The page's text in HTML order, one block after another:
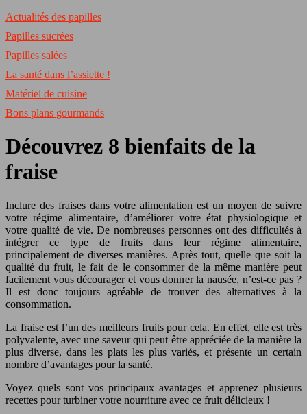
Actualités des papilles
Papilles sucrées
Papilles salées
La santé dans l’assiette !
Matériel de cuisine
Bons plans gourmands
Découvrez 8 bienfaits de la
fraise
Inclure des fraises dans votre alimentation est un moyen de suivre
votre régime alimentaire, d’améliorer votre état physiologique et
votre qualité de vie. De nombreuses personnes ont des difficultés à
intégrer ce type de fruits dans leur régime alimentaire,
principalement de diverses manières. Après tout, quelle que soit la
qualité du fruit, le fait de le consommer de la même manière peut
facilement vous décourager et vous donner la nausée, n’est-ce pas ?
Il est donc toujours agréable de trouver des alternatives à la
consommation.
La fraise est l’un des meilleurs fruits pour cela. En effet, elle est très
polyvalente, avec une saveur qui peut être appréciée de la manière la
plus diverse, dans les plats les plus variés, et présente un certain
nombre d’avantages pour la santé.
Voyez quels sont vos principaux avantages et apprenez plusieurs
recettes pour turbiner votre nourriture avec ce fruit délicieux !